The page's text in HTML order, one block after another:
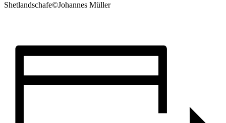
Shetlandschafe©Johannes Müller